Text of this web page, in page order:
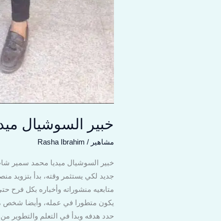
خبير السوشيال
مشاهير /
Rasha Ibrahim
جديد لكي يستثمر وقته، بدأ بتزويد
متابعيه منشوراته وأخباره بكل فرح
يكون متطورا في عمله، وأيضا شخص
حدد هدفه وبدأ في التعلم والتطوير